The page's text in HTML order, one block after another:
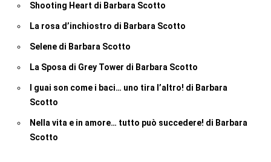
Shooting Heart di Barbara Scotto
La rosa d’inchiostro di Barbara Scotto
Selene di Barbara Scotto
La Sposa di Grey Tower di Barbara Scotto
I guai son come i baci… uno tira l’altro! di Barbara
Scotto
Nella vita e in amore… tutto può succedere! di Barbara
Scotto